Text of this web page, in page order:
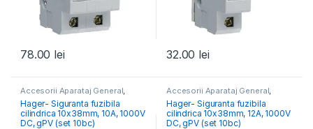
78.00 lei 32.00 lei
Accesorii Aparataj General,
Accesorii Fotovoltaice
Hager- Siguranta fuzibila
cilindrica 10x38mm, 10A, 1000V
DC, gPV (set 10bc)
Accesorii Aparataj General,
Accesorii Fotovoltaice
Hager- Siguranta fuzibila
cilindrica 10x38mm, 12A, 1000V
DC, gPV (set 10bc)